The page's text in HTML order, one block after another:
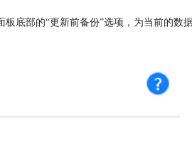
底部的“更新前备份”选项，为当前的数据